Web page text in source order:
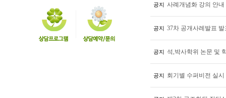
공지 사례개념화 강의 안내
공지 37차 공개사레발표
공지 석,박사학위 논문 및
공지 회기별 수퍼비전 실시